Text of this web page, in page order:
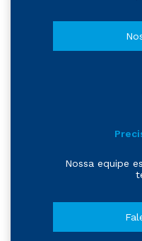
Nossa equipe